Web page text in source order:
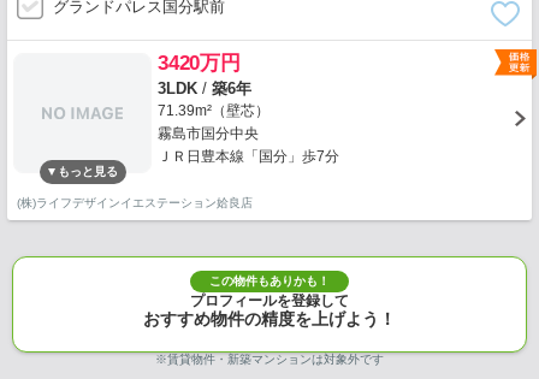
グランドパレス国分駅前
3420万円
3LDK / 築6年
71.39m²（壁芯）
霧島市国分中央
ＪＲ日豊本線「国分」歩7分
(株)ライフデザインイエステーション姶良店
この物件もありかも！
プロフィールを登録して
おすすめ物件の精度を上げよう！
※賃貸物件・新築マンションは対象外です